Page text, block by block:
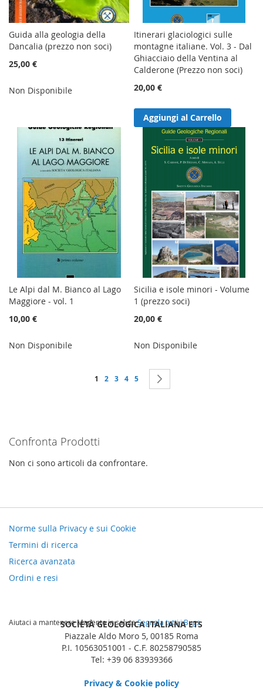
Guida alla geologia della
Dancalia (prezzo non soci)
25,00 €
Non Disponibile
Itinerari glaciologici sulle
montagne italiane. Vol. 3 - Dal
Ghiacciaio della Ventina al
Calderone (Prezzo non soci)
20,00 €
Aggiungi al Carrello
Le Alpi dal M. Bianco al Lago
Maggiore - vol. 1
10,00 €
Non Disponibile
Sicilia e isole minori - Volume
1 (prezzo soci)
20,00 €
Non Disponibile
Pagina
Attualmente stai leggendo la pagina
1 Pagina
2 Pagina
3 Pagina
4 Pagina
5
Confronta Prodotti
Non ci sono articoli da confrontare.
Norme sulla Privacy e sui Cookie
Termini di ricerca
Ricerca avanzata
Ordini e resi
Aiutaci a mantenere Magento in saluteSegnala tutti i Bugs
SOCIETÀ GEOLOGICA ITALIANA ETS
Piazzale Aldo Moro 5, 00185 Roma
P.I. 10563051001 - C.F. 80258790585
Tel: +39 06 83939366
Privacy & Cookie policy